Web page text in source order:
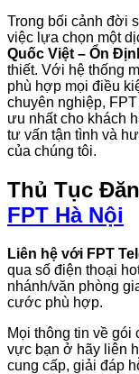
Trong bối cảnh đời
việc lựa chọn một
Quốc Việt – Ổn
thiết. Với hệ thống
phù hợp mọi điều
chuyên nghiệp,
ưu nhất cho khách
tư vấn tận tình và
của chúng tôi.
Thủ Tục
FPT Hà Nội
Liên hệ với FPT
qua số điện thoại
nhánh/văn phòng
cước phù hợp.
Mọi thông tin về
vực bạn ở hãy liên
cung cấp, giải đáp